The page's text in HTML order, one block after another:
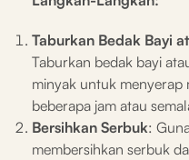
Taburkan Bedak Bayi
Taburkan bedak bayi
minyak untuk menyerap
beberapa jam atau
Bersihkan Serbuk:
membersihkan serbuk